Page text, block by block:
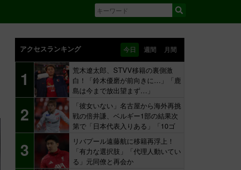
アクセスランキング 今日 週間 月間
1
荒木遼太郎、STVV移籍の裏側激
白！「鈴木優磨が前向きに…」「鹿
島は今まで放出望まず…」
2
「彼女いない」名古屋から海外再挑
戦の倍井謙、ベルギー1部の結果次
第で「日本代表入りある」「10ゴ
ール目標」
3
リバプール遠藤航に移籍再浮上！
「有力な選択肢」「代理人動いてい
る」元同僚と再会か